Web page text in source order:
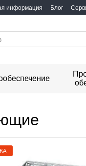
информация Блог